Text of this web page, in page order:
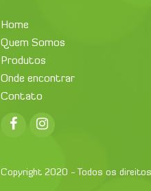
Home
Quem Somos
Produtos
Onde encontrar
Contato
Facebook
Copyright 2020 - Todos os